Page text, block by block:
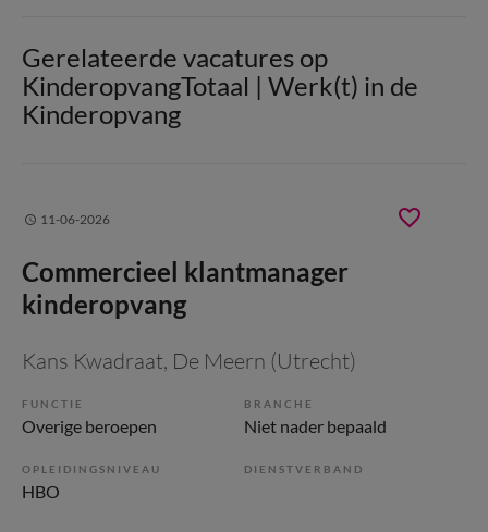
Gerelateerde vacatures op
KinderopvangTotaal | Werk(t) in de
Kinderopvang
11-06-2026
Commercieel klantmanager
kinderopvang
Kans Kwadraat, De Meern (Utrecht)
FUNCTIE
Overige beroepen
BRANCHE
Niet nader bepaald
OPLEIDINGSNIVEAU
HBO
DIENSTVERBAND